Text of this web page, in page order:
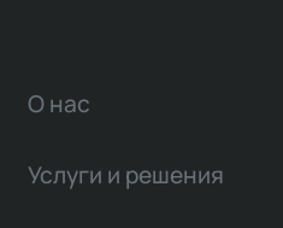
О нас
Услуги и решения